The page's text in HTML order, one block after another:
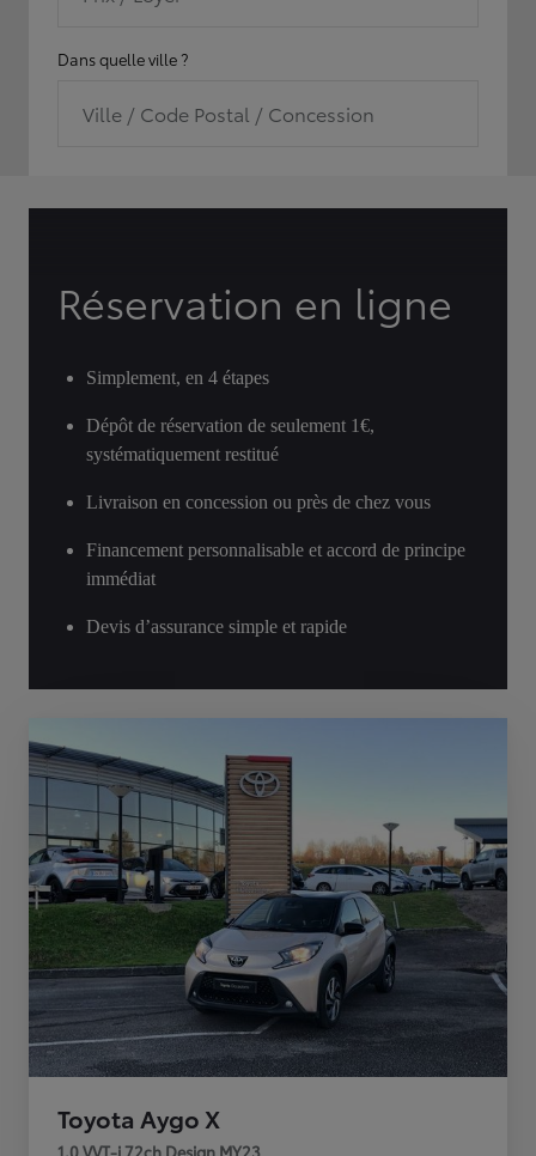
Dans quelle ville ?
Ville / Code Postal / Concession
Réservation en ligne
Simplement, en 4 étapes
Dépôt de réservation de seulement 1€,
systématiquement restitué
Livraison en concession ou près de chez vous
Financement personnalisable et accord de principe
immédiat
Devis d’assurance simple et rapide
Toyota Aygo X
1.0 VVT-i 72ch Design MY23